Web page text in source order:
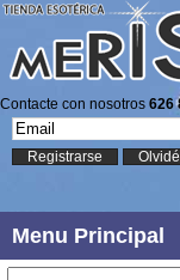
Contacte con nosotros 626
Registrarse
Menu Principal